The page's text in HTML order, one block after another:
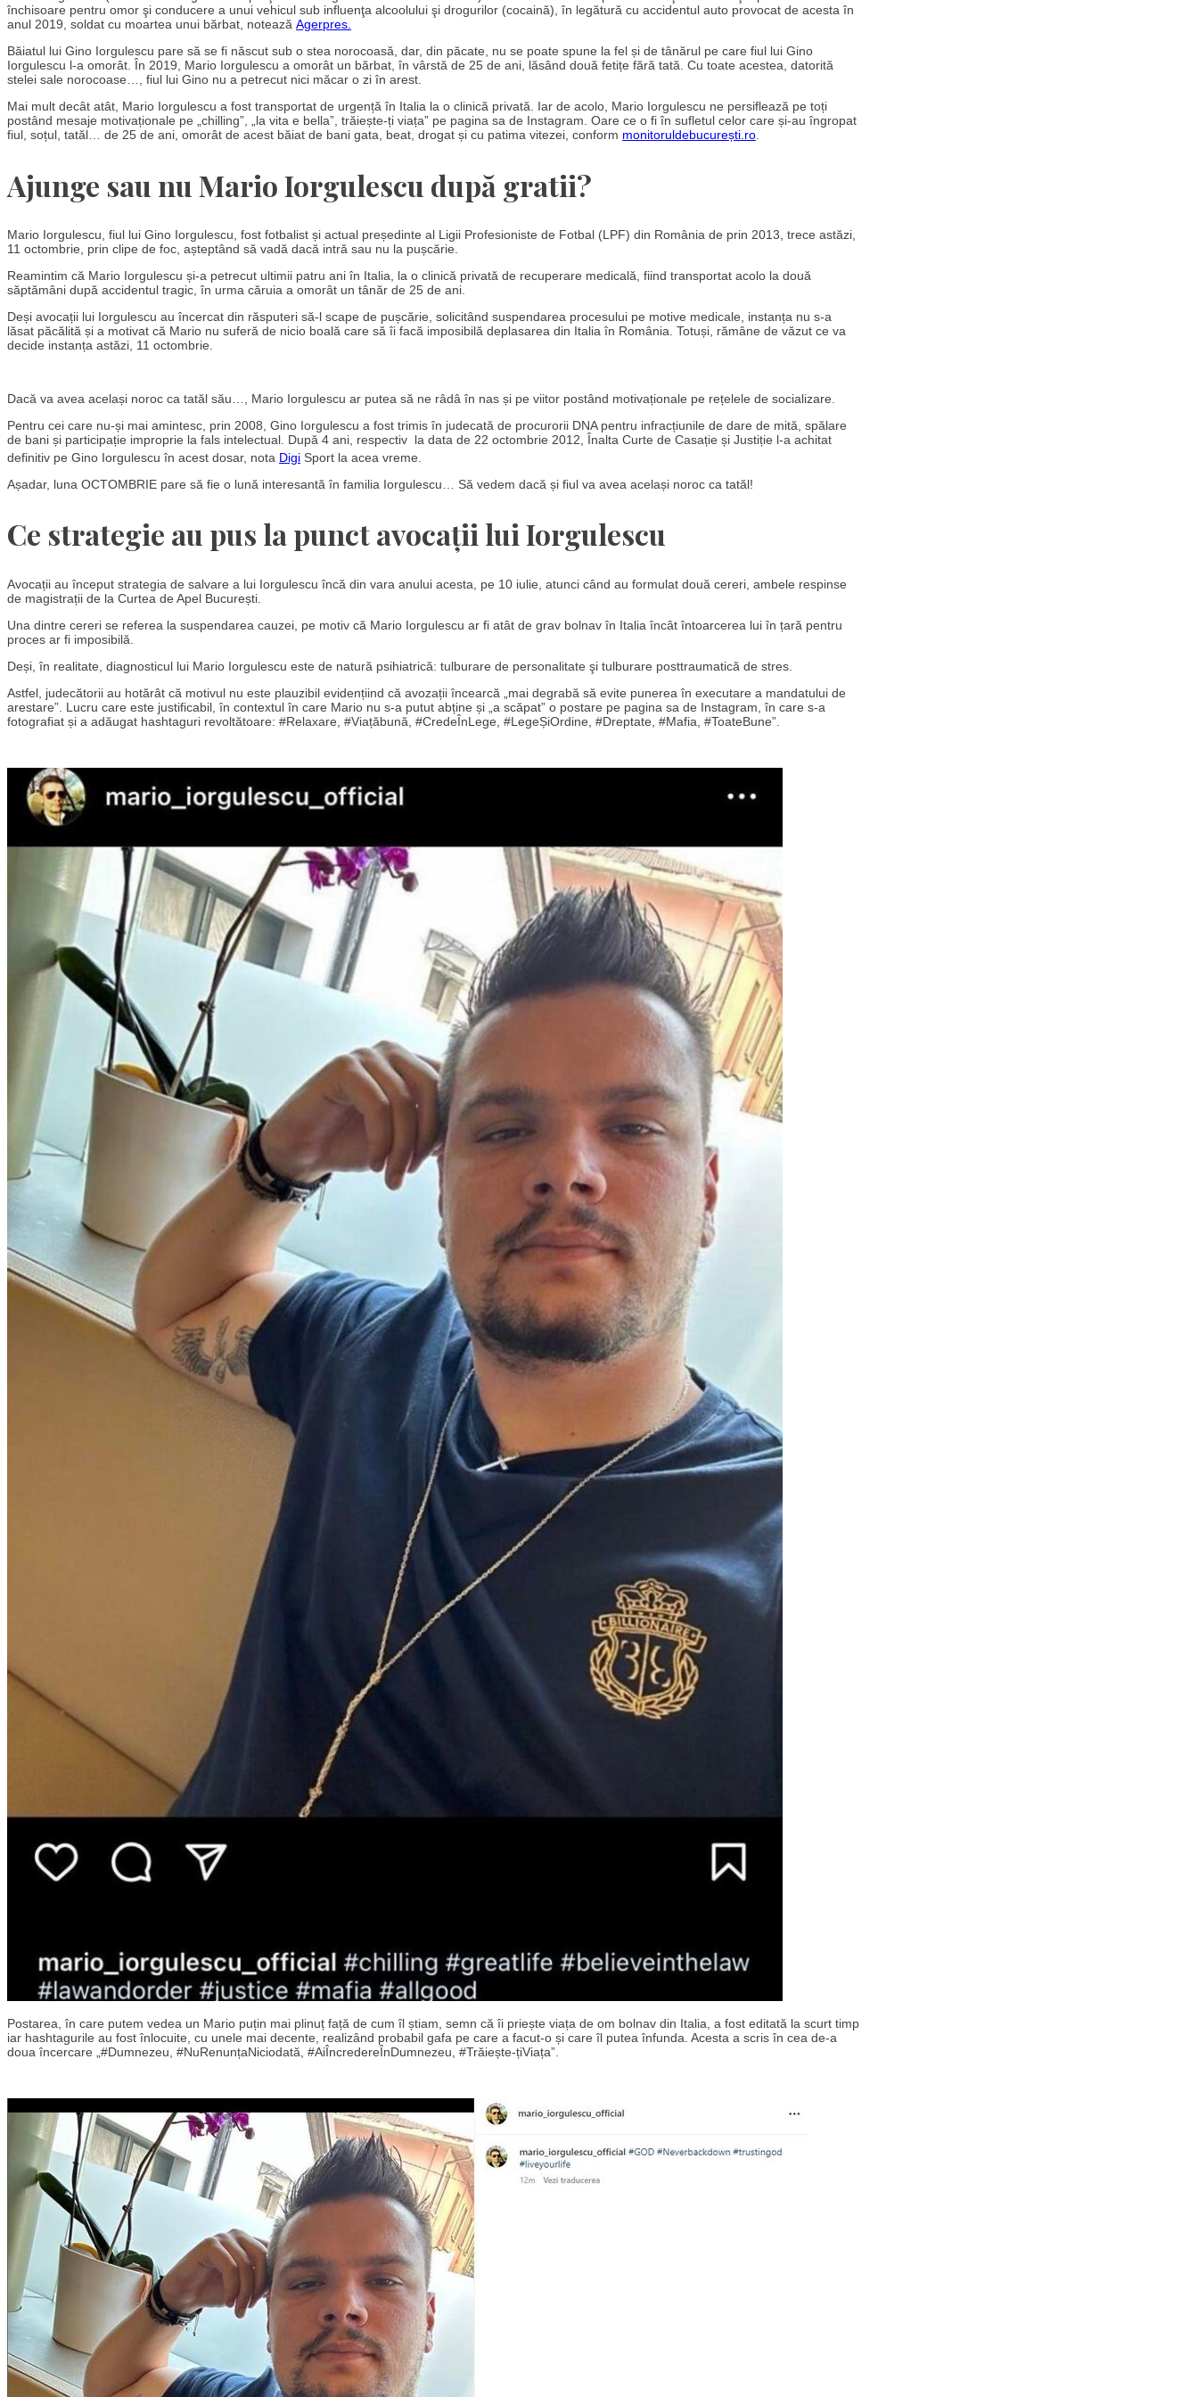
închisoare pentru omor şi conducere a unui vehicul sub influenţa alcoolului şi drogurilor (cocaină), în legătură cu accidentul auto provocat de acesta în
anul 2019, soldat cu moartea unui bărbat, notează Agerpres.
Băiatul lui Gino Iorgulescu pare să se fi născut sub o stea norocoasă, dar, din păcate, nu se poate spune la fel și de tânărul pe care fiul lui Gino
Iorgulescu l-a omorât. În 2019, Mario Iorgulescu a omorât un bărbat, în vârstă de 25 de ani, lăsând două fetițe fără tată. Cu toate acestea, datorită
stelei sale norocoase…, fiul lui Gino nu a petrecut nici măcar o zi în arest.
Mai mult decât atât, Mario Iorgulescu a fost transportat de urgență în Italia la o clinică privată. Iar de acolo, Mario Iorgulescu ne persiflează pe toți
postând mesaje motivaționale pe „chilling”, „la vita e bella”, trăiește-ți viața” pe pagina sa de Instagram. Oare ce o fi în sufletul celor care și-au îngropat
fiul, soțul, tatăl… de 25 de ani, omorât de acest băiat de bani gata, beat, drogat și cu patima vitezei, conform monitoruldebucurești.ro
Ajunge sau nu Mario Iorgulescu după gratii?
Mario Iorgulescu, fiul lui Gino Iorgulescu, fost fotbalist și actual președinte al Ligii Profesioniste de Fotbal (LPF) din România de prin 2013, trece astăzi,
11 octombrie, prin clipe de foc, așteptând să vadă dacă intră sau nu la pușcărie.
Reamintim că Mario Iorgulescu și-a petrecut ultimii patru ani în Italia, la o clinică privată de recuperare medicală, fiind transportat acolo la două
săptămâni după accidentul tragic, în urma căruia a omorât un tânăr de 25 de ani.
Deși avocații lui Iorgulescu au încercat din răsputeri să-l scape de pușcărie, solicitând suspendarea procesului pe motive medicale, instanța nu s-a
lăsat păcălită și a motivat că Mario nu suferă de nicio boală care să îi facă imposibilă deplasarea din Italia în România. Totuși, rămâne de văzut ce va
decide instanța astăzi, 11 octombrie.
Dacă va avea același noroc ca tatăl său…, Mario Iorgulescu ar putea să ne râdâ în nas și pe viitor postând motivaționale pe rețelele de socializare.
Pentru cei care nu-și mai amintesc, prin 2008, Gino Iorgulescu a fost trimis în judecată de procurorii DNA pentru infracțiunile de dare de mită, spălare
de bani și participație improprie la fals intelectual. După 4 ani, respectiv la data de 22 octombrie 2012, Înalta Curte de Casație și Justiție l-a achitat
definitiv pe Gino Iorgulescu în acest dosar, nota Digi Sport la acea vreme.
Așadar, luna OCTOMBRIE pare să fie o lună interesantă în familia Iorgulescu… Să vedem dacă și fiul va avea același noroc ca tatăl!
Ce strategie au pus la punct avocații lui Iorgulescu
Avocații au început strategia de salvare a lui Iorgulescu încă din vara anului acesta, pe 10 iulie, atunci când au formulat două cereri, ambele respinse
de magistrații de la Curtea de Apel București.
Una dintre cereri se referea la suspendarea cauzei, pe motiv că Mario Iorgulescu ar fi atât de grav bolnav în Italia încât întoarcerea lui în țară pentru
proces ar fi imposibilă.
Deși, în realitate, diagnosticul lui Mario Iorgulescu este de natură psihiatrică: tulburare de personalitate şi tulburare posttraumatică de stres.
Astfel, judecătorii au hotărât că motivul nu este plauzibil evidențiind că avozații încearcă „mai degrabă să evite punerea în executare a mandatului de
arestare”. Lucru care este justificabil, în contextul în care Mario nu s-a putut abține și „a scăpat” o postare pe pagina sa de Instagram, în care s-a
fotografiat și a adăugat hashtaguri revoltătoare: #Relaxare, #Viațăbună, #CredeÎnLege, #LegeȘiOrdine, #Dreptate, #Mafia, #ToateBune”.
Postarea, în care putem vedea un Mario puțin mai plinuț față de cum îl știam, semn că îi priește viața de om bolnav din Italia, a fost editată la scurt timp
iar hashtagurile au fost înlocuite, cu unele mai decente, realizând probabil gafa pe care a facut-o și care îl putea înfunda. Acesta a scris în cea de-a
doua încercare „#Dumnezeu, #NuRenunțaNiciodată, #AiÎncredereÎnDumnezeu, #Trăiește-țiViața”.